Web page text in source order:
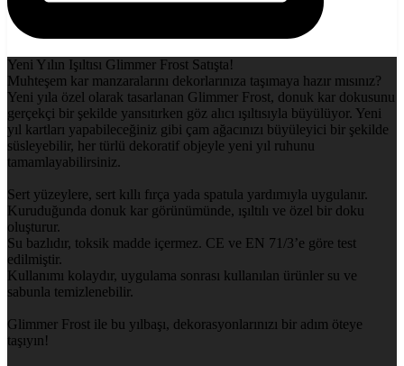
Yeni Yılın Işıltısı Glimmer Frost Satışta!
Muhteşem kar manzaralarını dekorlarınıza taşımaya hazır mısınız?
Yeni yıla özel olarak tasarlanan Glimmer Frost, donuk kar dokusunu
gerçekçi bir şekilde yansıtırken göz alıcı ışıltısıyla büyülüyor. Yeni
yıl kartları yapabileceğiniz gibi çam ağacınızı büyüleyici bir şekilde
süsleyebilir, her türlü dekoratif objeyle yeni yıl ruhunu
tamamlayabilirsiniz.
Sert yüzeylere, sert kıllı fırça yada spatula yardımıyla uygulanır.
Kuruduğunda donuk kar görünümünde, ışıltılı ve özel bir doku
oluşturur.
Su bazlıdır, toksik madde içermez. CE ve EN 71/3’e göre test
edilmiştir.
Kullanımı kolaydır, uygulama sonrası kullanılan ürünler su ve
sabunla temizlenebilir.
Glimmer Frost ile bu yılbaşı, dekorasyonlarınızı bir adım öteye
taşıyın!